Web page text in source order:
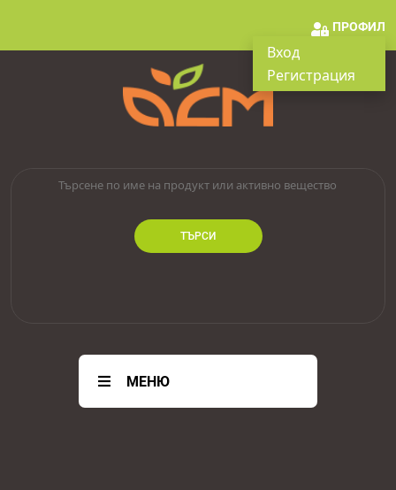
ПРОФИЛ
Вход
Регистрация
ТЪРСИ
МЕНЮ